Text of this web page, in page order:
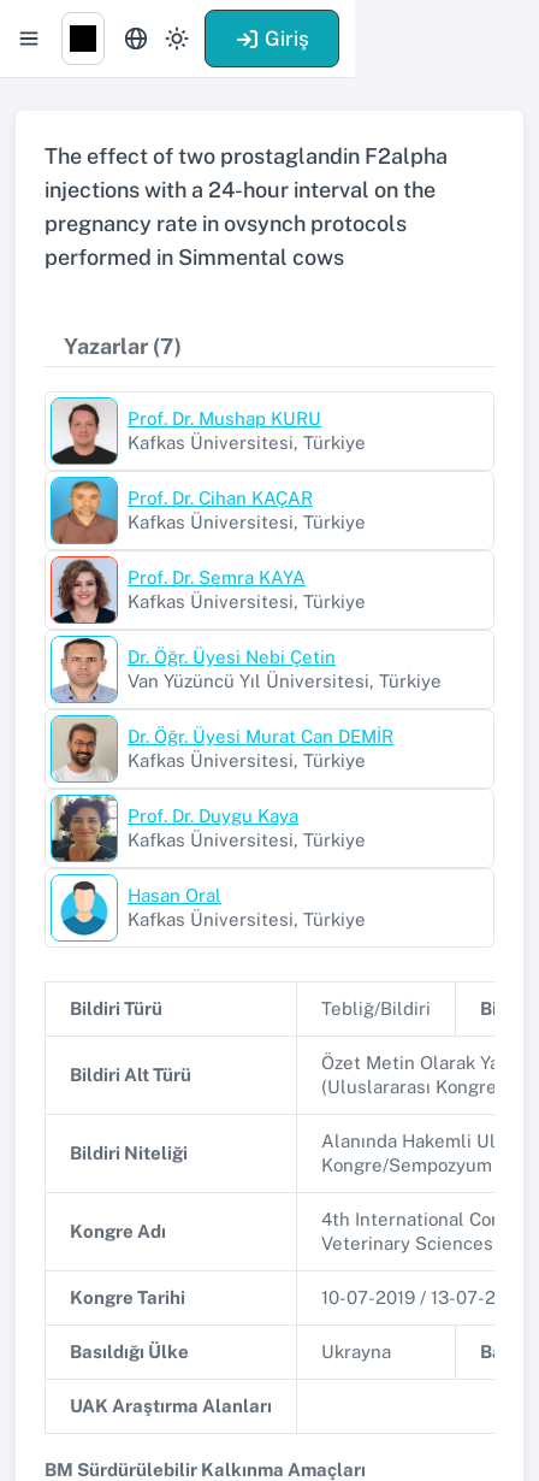
Giriş
The effect of two prostaglandin F2alpha
injections with a 24-hour interval on the
pregnancy rate in ovsynch protocols
performed in Simmental cows
Yazarlar (7)
Prof. Dr. Mushap KURU
Kafkas Üniversitesi, Türkiye
Prof. Dr. Cihan KAÇAR
Kafkas Üniversitesi, Türkiye
Prof. Dr. Semra KAYA
Kafkas Üniversitesi, Türkiye
Dr. Öğr. Üyesi Nebi Çetin
Van Yüzüncü Yıl Üniversitesi, Türkiye
Dr. Öğr. Üyesi Murat Can DEMİR
Kafkas Üniversitesi, Türkiye
Prof. Dr. Duygu Kaya
Kafkas Üniversitesi, Türkiye
Hasan Oral
Kafkas Üniversitesi, Türkiye
Bildiri Türü Tebliğ/Bildiri Bildiri
Bildiri Alt Türü
Özet Metin Olarak
(Uluslararası Kongre/
Bildiri Niteliği
Alanında Hakemli
Kongre/Sempozyum
Kongre Adı
4th International
Veterinary Sciences and
Kongre Tarihi 10-07-2019 / 13-07-2019
Basıldığı Ülke Ukrayna
UAK Araştırma Alanları
BM Sürdürülebilir Kalkınma Amaçları